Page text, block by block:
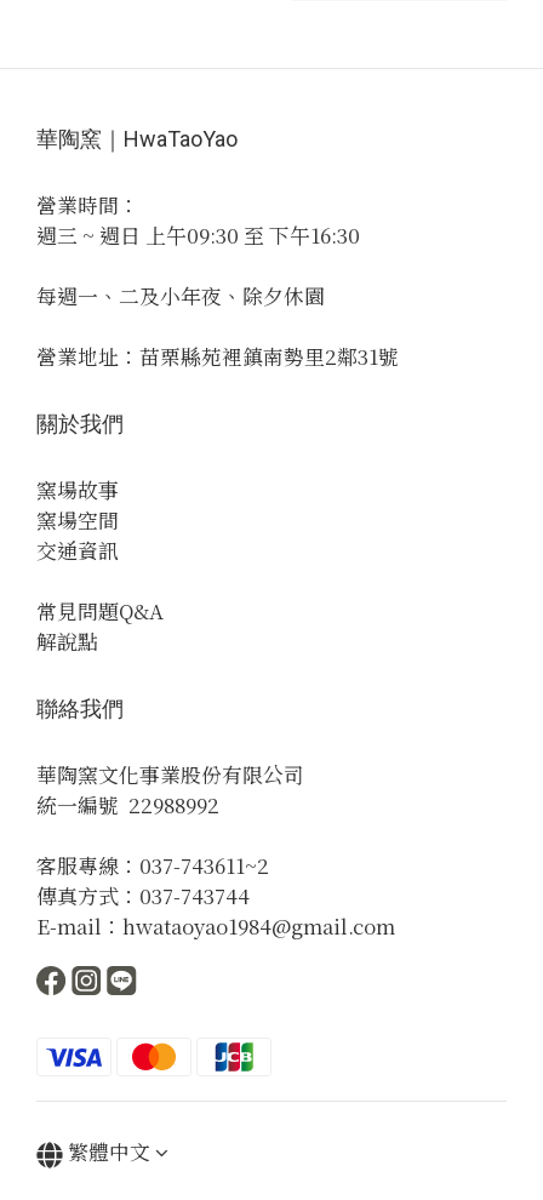
華陶窯｜HwaTaoYao
營業時間：
週三 ~ 週日 上午09:30 至 下午16:30
每週一、二及小年夜、除夕休園
營業地址：苗栗縣苑裡鎮南勢里2鄰31號
關於我們
窯場故事
窯場空間
交通資訊
常見問題Q&A
解說點
聯絡我們
華陶窯文化事業股份有限公司
統一編號 22988992
客服專線：037-743611~2
傳真方式：037-743744
E-mail：hwataoyao1984@gmail.com
繁體中文